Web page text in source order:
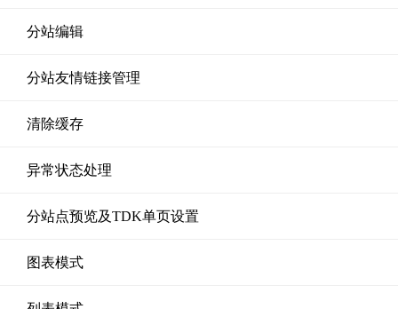
分站编辑
分站友情链接管理
清除缓存
异常状态处理
分站点预览及TDK单页设置
图表模式